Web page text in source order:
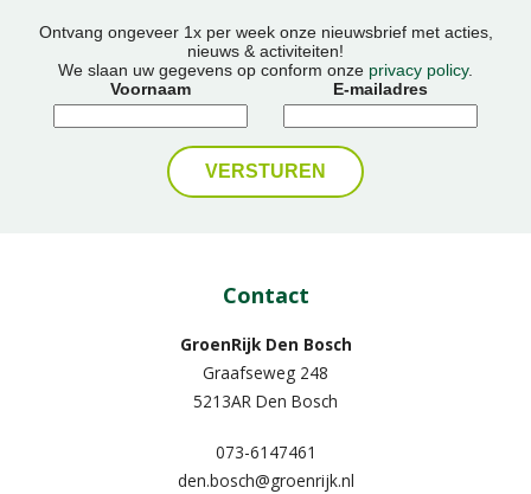
Ontvang ongeveer 1x per week onze nieuwsbrief met acties,
nieuws & activiteiten!
We slaan uw gegevens op conform onze privacy policy.
Voornaam
E-mailadres
Contact
GroenRijk Den Bosch
Graafseweg 248
5213AR Den Bosch
073-6147461
den.bosch@groenrijk.nl